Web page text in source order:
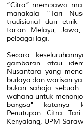
“Citra” membawa
manakala “Tari
tradisional dan etnik
tarian Melayu,
pelbagai lagi.
Secara
gambaran atau
Nusantara yang
budaya dan warisan
bukan sahaja sebuah
wahana untuk
bangsa" katanya
Penutupan Citra
Kenyalang, UPM